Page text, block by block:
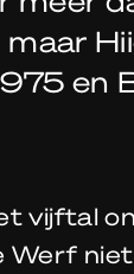
en
vijftal
Werf